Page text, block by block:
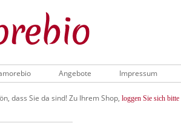
Angebote Impressum
dass Sie da sind! Zu Ihrem Shop, loggen Sie sich bitte